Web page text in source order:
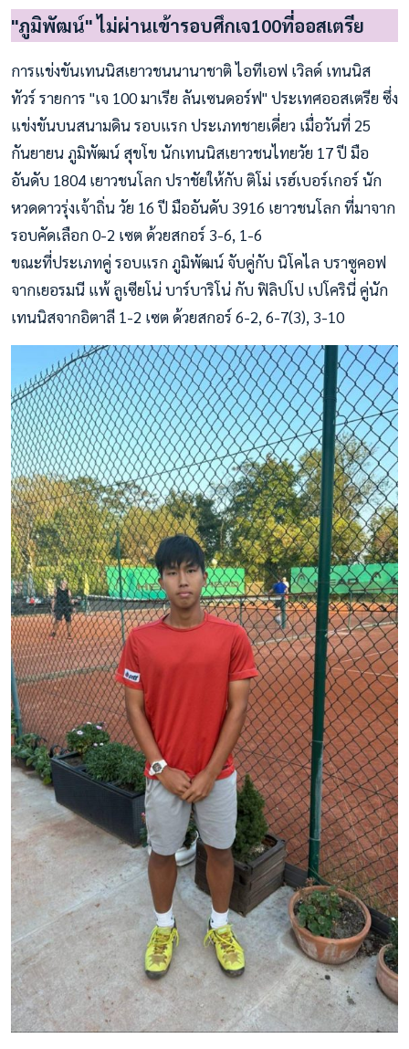
"ภูมิพัฒน์" ไม่ผ่านเข้ารอบศึกเจ100ที่ออสเตรีย
การแข่งขันเทนนิสเยาวชนนานาชาติ ไอทีเอฟ เวิลด์ เทนนิส
ทัวร์ รายการ "เจ 100 มาเรีย ลันเซนดอร์ฟ" ประเทศออสเตรีย ซึ่ง
แข่งขันบนสนามดิน รอบแรก ประเภทชายเดี่ยว เมื่อวันที่ 25
กันยายน ภูมิพัฒน์ สุขโข นักเทนนิสเยาวชนไทยวัย 17 ปี มือ
อันดับ 1804 เยาวชนโลก ปราชัยให้กับ ติโม่ เรฮ์เบอร์เกอร์ นัก
หวดดาวรุ่งเจ้าถิ่น วัย 16 ปี มืออันดับ 3916 เยาวชนโลก ที่มาจาก
รอบคัดเลือก 0-2 เซต ด้วยสกอร์ 3-6, 1-6
ขณะที่ประเภทคู่ รอบแรก ภูมิพัฒน์ จับคู่กับ นิโคไล บราซูคอฟ
จากเยอรมนี แพ้ ลูเซียโน่ บาร์บาริโน่ กับ ฟิลิปโป เปโครินี่ คู่นัก
เทนนิสจากอิตาลี 1-2 เซต ด้วยสกอร์ 6-2, 6-7(3), 3-10